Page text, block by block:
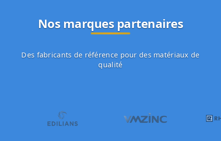
Nos marques partenaires
Des fabricants de référence pour des matériaux de
qualité